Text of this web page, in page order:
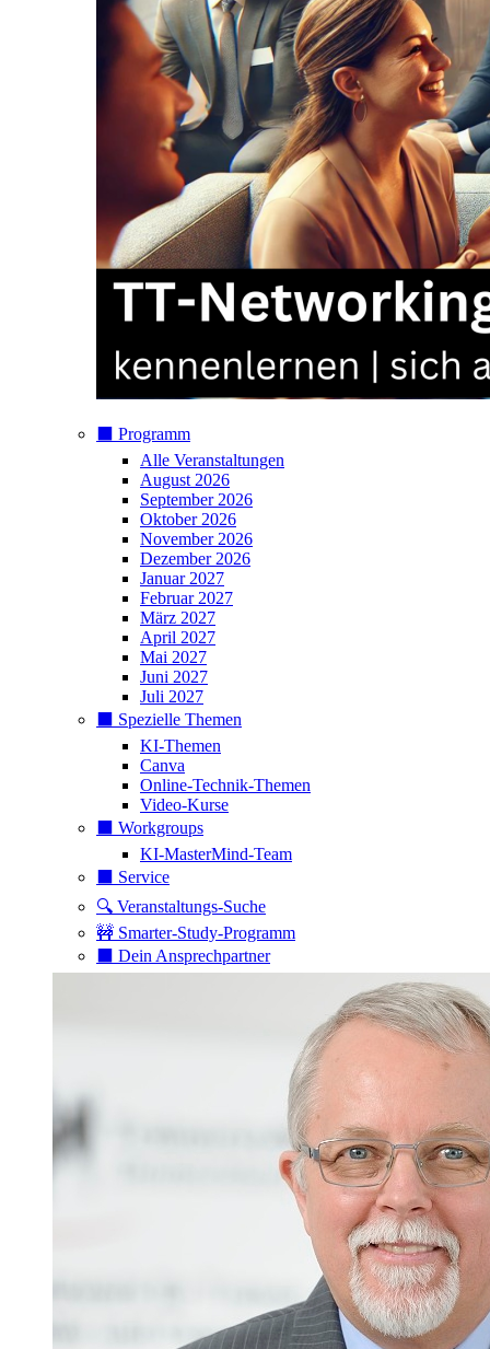
⬛️ Programm
Alle Veranstaltungen
August 2026
September 2026
Oktober 2026
November 2026
Dezember 2026
Januar 2027
Februar 2027
März 2027
April 2027
Mai 2027
Juni 2027
Juli 2027
⬛️ Spezielle Themen
KI-Themen
Canva
Online-Technik-Themen
Video-Kurse
⬛️ Workgroups
KI-MasterMind-Team
⬛️ Service
🔍 Veranstaltungs-Suche
🚧 Smarter-Study-Programm
⬛️ Dein Ansprechpartner